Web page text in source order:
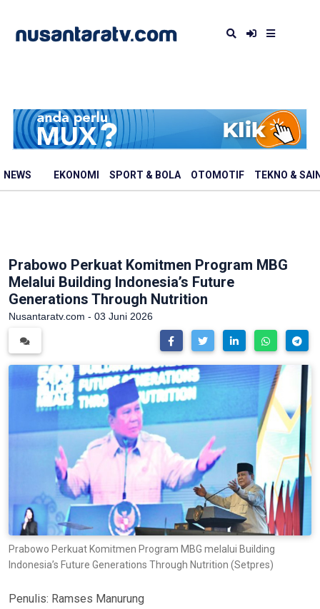
NEWS EKONOMI SPORT & BOLA OTOMOTIF TEKNO &
Prabowo Perkuat Komitmen Program MBG
Melalui Building Indonesia’s Future
Generations Through Nutrition
Nusantaratv.com - 03 Juni 2026
Prabowo Perkuat Komitmen Program MBG melalui Building
Indonesia’s Future Generations Through Nutrition (Setpres)
Penulis: Ramses Manurung